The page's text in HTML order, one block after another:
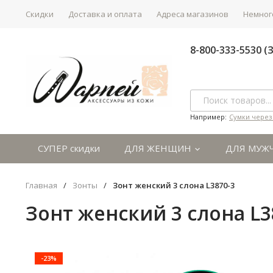
Скидки Доставка и оплата Адреса магазинов
8-800-333-5530
Например: Сумки
СУПЕР скидки ДЛЯ ЖЕНЩИН ДЛЯ
Главная / Зонты / Зонт женский 3 слона L3870-3
Зонт женский 3 слона
-23%